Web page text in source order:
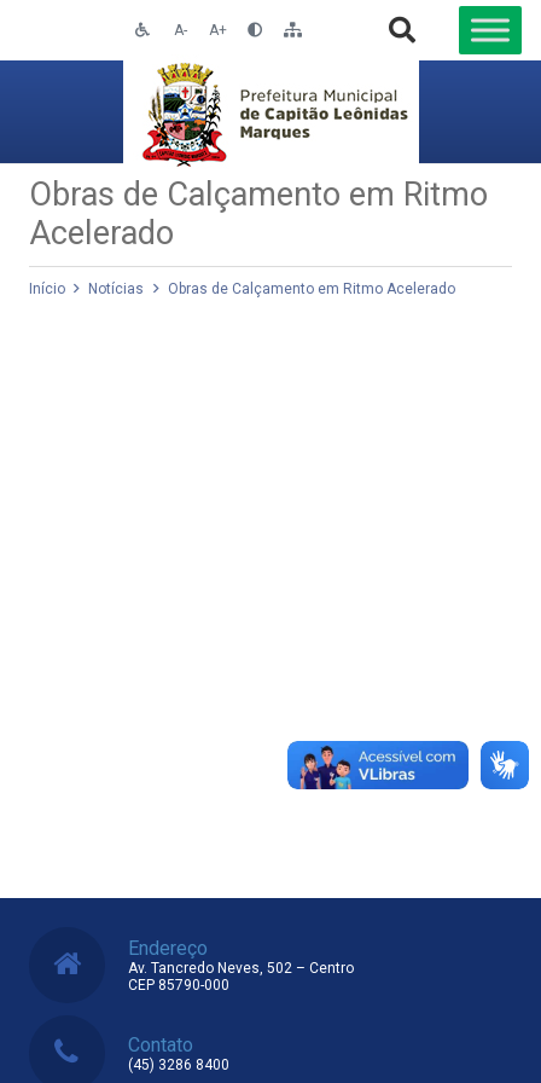
A- A+
Obras de Calçamento em Ritmo
Acelerado
Início Notícias Obras de Calçamento em Ritmo Acelerado
Endereço
Av. Tancredo Neves, 502 – Centro
CEP 85790-000
Contato
(45) 3286 8400